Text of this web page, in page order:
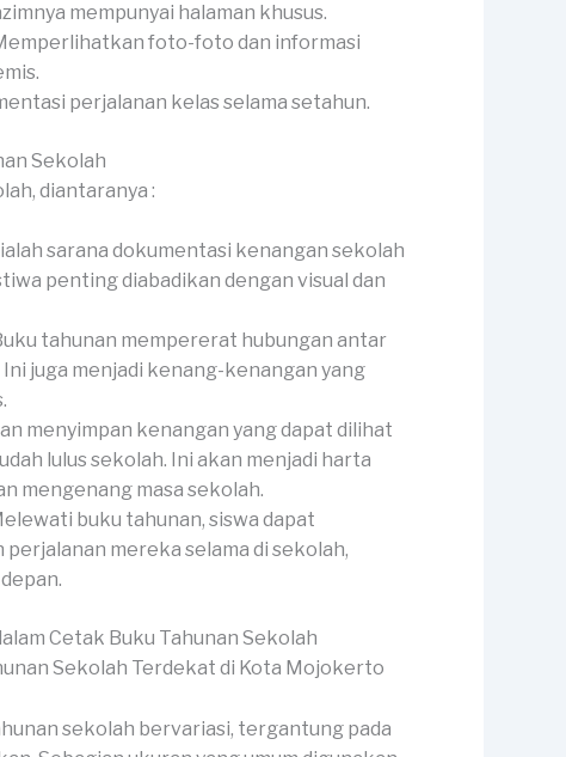
mempunyai halaman khusus.
foto-foto dan informasi
perjalanan kelas selama setahun.
Sekolah
diantaranya :
sarana dokumentasi kenangan sekolah
penting diabadikan dengan visual dan
tahunan mempererat hubungan antar
Ini juga menjadi kenang-kenangan yang
menyimpan kenangan yang dapat dilihat
lulus sekolah. Ini akan menjadi harta
mengenang masa sekolah.
buku tahunan, siswa dapat
mereka selama di sekolah,
Cetak Buku Tahunan Sekolah
sekolah bervariasi, tergantung pada